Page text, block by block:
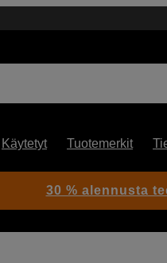
Käytetyt Tuotemerkit
30 % alennusta